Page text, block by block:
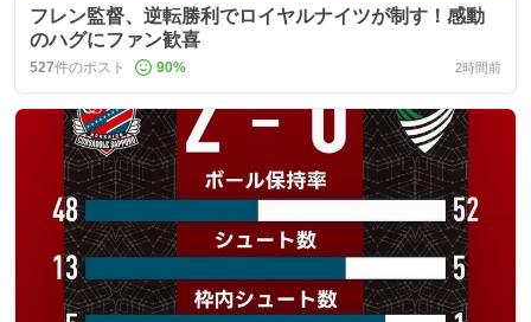
フレン監督、逆転勝利でロイヤルナイツが制す！感動
のハグにファン歓喜
527件のポスト 90% 2時間前